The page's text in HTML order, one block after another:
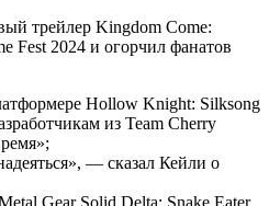
трейлер Kingdom Come:
Fest 2024 и огорчил фанатов
Hollow Knight: Silksong
из Team Cherry
— сказал Кейли о
Gear Solid Delta: Snake Eater